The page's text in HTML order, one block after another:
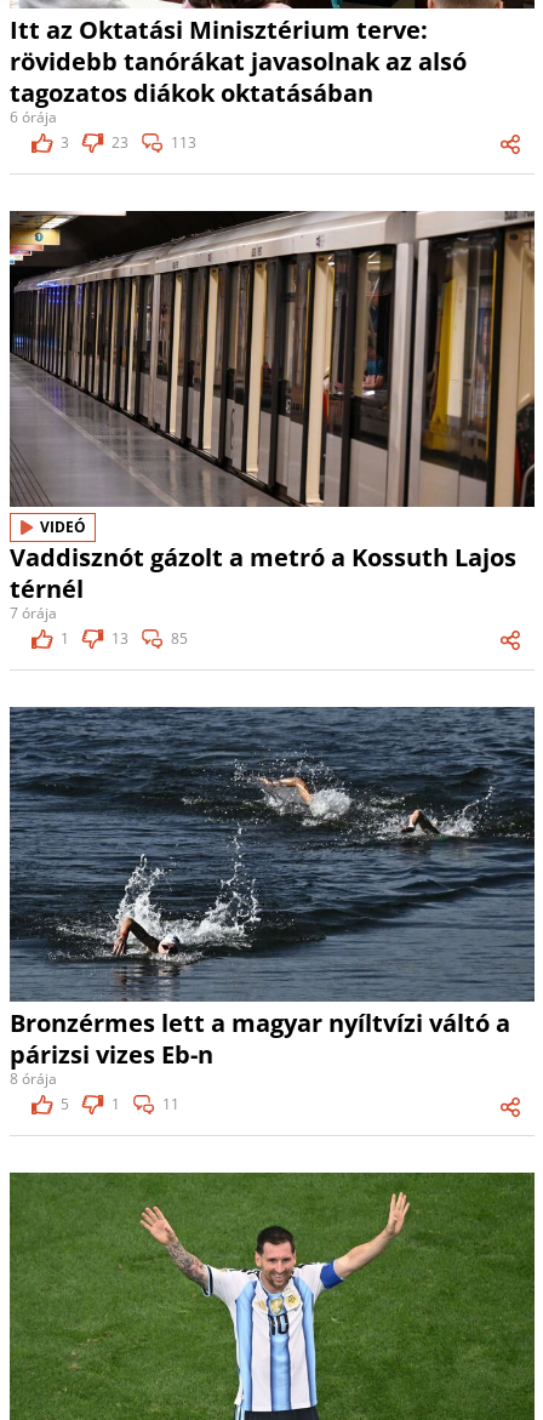
Itt az Oktatási Minisztérium terve:
rövidebb tanórákat javasolnak az alsó
tagozatos diákok oktatásában
6 órája
3
23 113
VIDEÓ
Vaddisznót gázolt a metró a Kossuth Lajos
térnél
7 órája
1
13 85
Bronzérmes lett a magyar nyíltvízi váltó a
párizsi vizes Eb-n
8 órája
5
1 11